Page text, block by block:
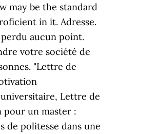
may be the standard
in it. Adresse.
perdu aucun point.
votre société de
"Lettre de
Lettre de
un master :
de politesse dans une